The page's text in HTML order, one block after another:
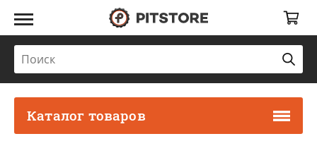
Каталог товаров